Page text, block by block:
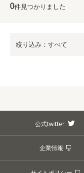
0件見つかりました
絞り込み：すべて
公式twitter
企業情報